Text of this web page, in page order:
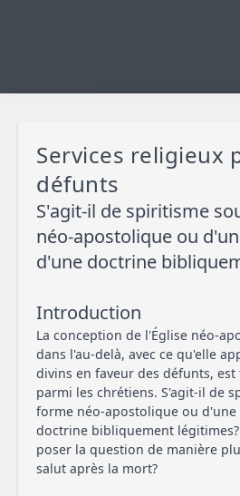
Services religieux
défunts
S'agit-il de spiritisme
néo-apostolique ou
d'une doctrine
Introduction
La conception de l'Église néo-
dans l'au-delà, avec ce qu'elle
divins en faveur des défunts,
parmi les chrétiens. S'agit-il de
forme néo-apostolique ou
doctrine bibliquement
poser la question de manière
salut après la mort?